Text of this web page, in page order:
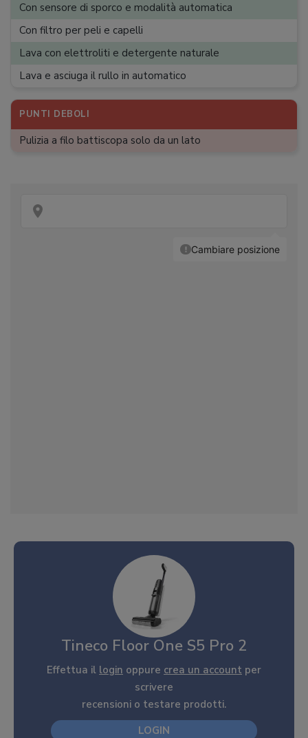
Lunghezza cavo
4,5 kg
Con sensore di sporco e modalità automatica
Con filtro per peli e capelli
Lava con elettroliti e detergente naturale
Lava e asciuga il rullo in automatico
PUNTI DEBOLI
Pulizia a filo battiscopa solo da un lato
Tineco Floor One S5 Pro 2
Effettua il login oppure crea un account per
scrivere
recensioni o testare prodotti.
LOGIN